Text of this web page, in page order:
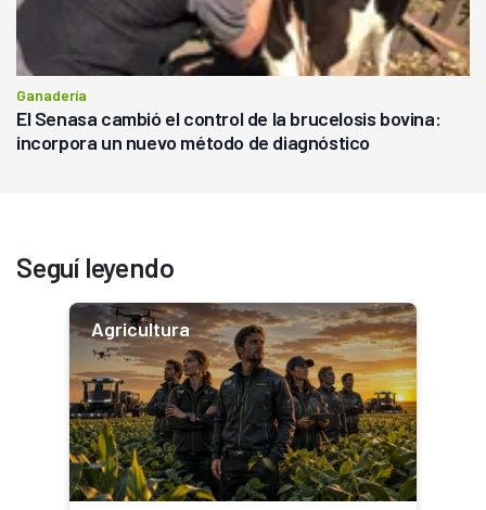
Ganadería
El Senasa cambió el control de la brucelosis bovina:
incorpora un nuevo método de diagnóstico
Seguí leyendo
Agricultura